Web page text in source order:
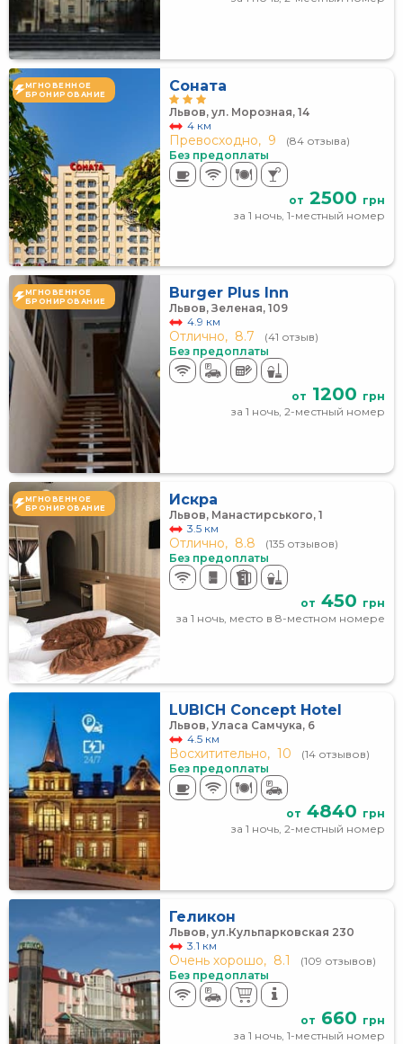
МГНОВЕННОЕ
БРОНИРОВАНИЕ
Соната
Львов, ул. Морозная, 14
4 км
Превосходно, 9
(84 отзыва)
Без предоплаты
от 2500 грн
за 1 ночь, 1-местный номер
МГНОВЕННОЕ
БРОНИРОВАНИЕ
Burger Plus Inn
Львов, Зеленая, 109
4.9 км
Отлично, 8.7
(41 отзыв)
Без предоплаты
от 1200 грн
за 1 ночь, 2-местный номер
МГНОВЕННОЕ
БРОНИРОВАНИЕ
Искра
Львов, Манастирського, 1
3.5 км
Отлично, 8.8
(135 отзывов)
Без предоплаты
от 450 грн
за 1 ночь, место в 8-местном номере
LUBICH Concept Hotel
Львов, Уласа Самчука, 6
4.5 км
Восхитительно, 10
(14 отзывов)
Без предоплаты
от 4840 грн
за 1 ночь, 2-местный номер
Геликон
Львов, ул.Кульпарковская 230
3.1 км
Очень хорошо, 8.1
(109 отзывов)
Без предоплаты
от 660 грн
за 1 ночь, 1-местный номер